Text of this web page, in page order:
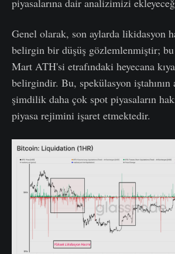
Genel olarak, son aylarda likidasyon
belirgin bir düşüş gözlemlenmiştir;
Mart ATH'si etrafındaki heyecana
belirgindir. Bu, spekülasyon iştahının
şimdilik daha çok spot piyasaların
piyasa rejimini işaret etmektedir.